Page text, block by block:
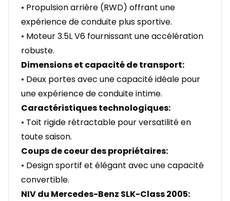
• Propulsion arrière (RWD) offrant une
expérience de conduite plus sportive.
• Moteur 3.5L V6 fournissant une accélération
robuste.
Dimensions et capacité de transport:
• Deux portes avec une capacité idéale pour
une expérience de conduite intime.
Caractéristiques technologiques:
• Toit rigide rétractable pour versatilité en
toute saison.
Coups de coeur des propriétaires:
• Design sportif et élégant avec une capacité
convertible.
NIV du Mercedes-Benz SLK-Class 2005: